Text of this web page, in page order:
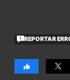
REPORTAR